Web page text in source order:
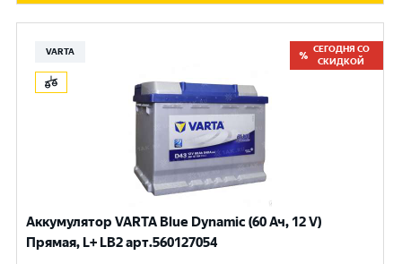
VARTA
СЕГОДНЯ СО
СКИДКОЙ
Аккумулятор VARTA Blue Dynamic (60 Ач, 12 V)
Прямая, L+ LB2 арт.560127054